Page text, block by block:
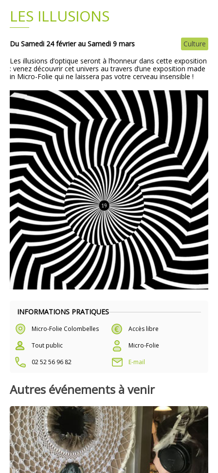
INFORMATIONS PRATIQUES
Micro-Folie Colombelles
Accès libre
Tout public
Micro-Folie
02 52 56 96 82
E-mail
LES ILLUSIONS
Du Samedi 24 février au Samedi 9 mars
Culture
Les illusions d’optique seront à l’honneur dans cette exposition
: venez découvrir cet univers au travers d’une exposition made
in Micro-Folie qui ne laissera pas votre cerveau insensible !
Autres événements à venir
Plans
Demandes légales
Emploi
Marchés publics
Grands projets